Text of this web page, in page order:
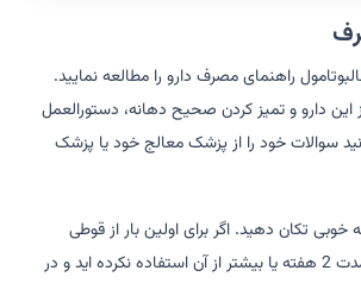
راهنمای مصرف دارو را مطالعه نمایید.
دارو و تمیز کردن صحیح دهانه، دستورالعمل
سوالات خود را از پزشک معالج خود یا پزشک
تکان دهید. اگر برای اولین بار از قوطی
استفاده می کنید یا به مدت 2 هفته یا بیشتر از آن استفاده نکرده اید و در